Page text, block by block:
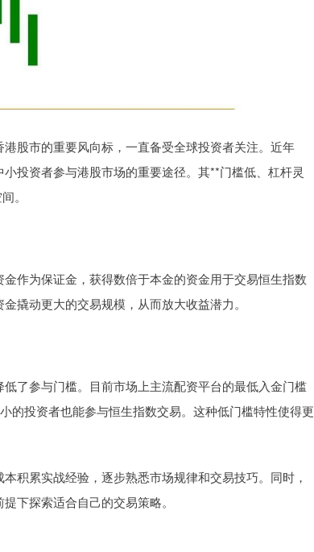
股市的重要风向标，一直备受全球投资者关注。近年
投资者参与港股市场的重要途径。其**门槛低、杠杆灵
。
作为保证金，获得数倍于本金的资金用于交易恒生指数
撬动更大的交易规模，从而放大收益潜力。
了参与门槛。目前市场上主流配资平台的最低入金门槛
的投资者也能参与恒生指数交易。这种低门槛特性使得更
积累实战经验，逐步熟悉市场规律和交易技巧。同时，
下探索适合自己的交易策略。